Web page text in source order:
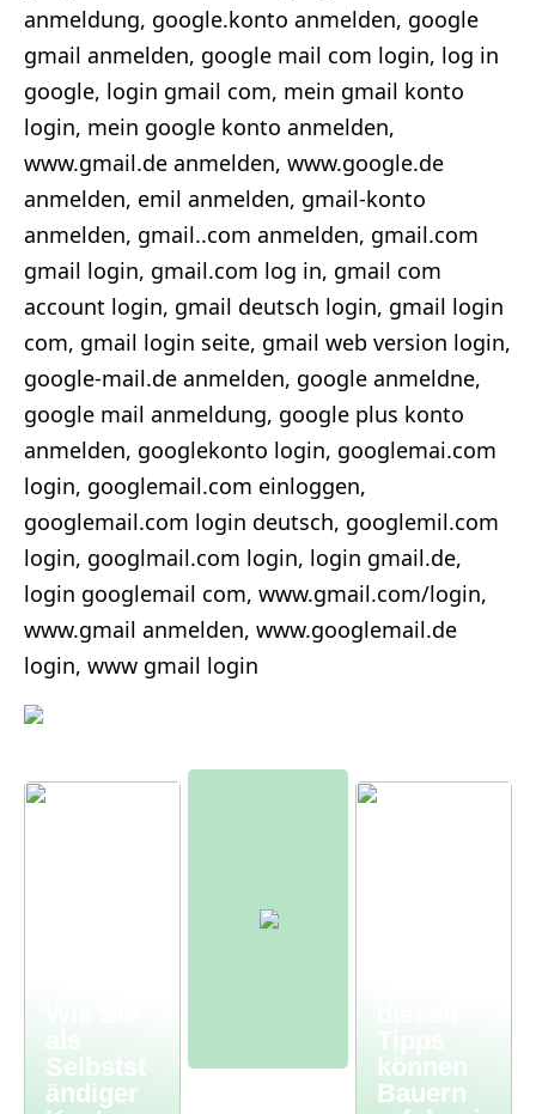
anmeldung, google.konto anmelden, google
gmail anmelden, google mail com login, log in
google, login gmail com, mein gmail konto
login, mein google konto anmelden,
www.gmail.de anmelden, www.google.de
anmelden, emil anmelden, gmail-konto
anmelden, gmail..com anmelden, gmail.com
gmail login, gmail.com log in, gmail com
account login, gmail deutsch login, gmail login
com, gmail login seite, gmail web version login,
google-mail.de anmelden, google anmeldne,
google mail anmeldung, google plus konto
anmelden, googlekonto login, googlemai.com
login, googlemail.com einloggen,
googlemail.com login deutsch, googlemil.com
login, googlmail.com login, login gmail.de,
login googlemail com, www.gmail.com/login,
www.gmail anmelden, www.googlemail.de
login, www gmail login
Selbstst
ändiger
können
Bauern